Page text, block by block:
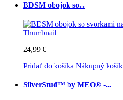
BDSM obojok so...
24,99 €
Pridať do košíka Nákupný košík
SilverStud™ by MEO® -...